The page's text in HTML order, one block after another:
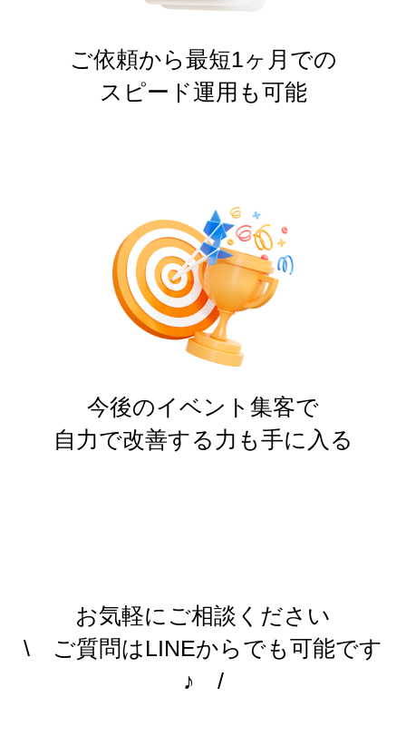
ご依頼から最短1ヶ月での
スピード運用も可能
今後のイベント集客で
自力で改善する力も手に入る
お気軽にご相談ください
\ ご質問はLINEからでも可能です
♪ /